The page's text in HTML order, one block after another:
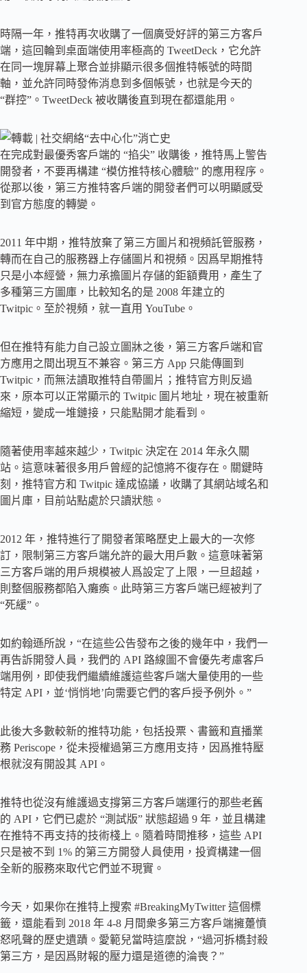
時隔一年，推特再次收購了一個廣受好評的第三方客戶
端，這回輪到桌面端使用率極高的 TweetDeck，它允許
在同一塊屏幕上聚合並排顯示很多個推特帳號的時間
軸，並允許同時發佈消息到多個帳號，也就是今天的
“群控”。TweetDeck 被收購後直到現在都還能用。
在完成對最優秀客戶端的 “掐尖” 收購後，推特馬上警告
開發者，不要再構建 “模仿推特核心體驗” 的應用程序。
從那以後，第三方推特客戶端的開發者們可以明顯感受
到官方態度的轉變。
2011 年中期，推特放棄了第三方圖片和視頻託管服務，
轉而在自己的服務器上存儲圖片和視頻。因爲早期推特
只是小本經營，無力承擔圖片存儲的鉅額費用，產生了
多種第三方圖庫，比較知名的是 2008 年建立的
Twitpic。至於視頻，就一直用 YouTube。
但在推特有能力自己設立圖牀之後，第三方客戶端和官
方應用之間出現互不兼容。第三方 App 只能傳圖到
Twitpic，而無法讀取推特自帶圖片；推特官方則反過
來，原本可以正常顯示的 Twitpic 圖片地址，現在被重新
縮短，變成一堆鏈接，只能點開才能看到。
隨著使用率越來越少，Twitpic 決定在 2014 年永久關
站。這意味著很多用戶曾經的記憶將不復存在。關鍵時
刻，推特官方和 Twitpic 達成協議，收購了其網站域名和
圖片庫，目前站點處於只讀狀態。
2012 年，推特進行了開發者策略歷史上最大的一次修
訂，限制第三方客戶端允許的最大用戶數。這意味著第
三方客戶端的用戶規模被人爲設定了上限，一旦超越，
則整個服務都陷入癱瘓。此時第三方客戶端已經被判了
“死緩”。
如約翰遜所說，“在這些公告發布之後的幾年中，我們一
再告訴開發人員，我們的 API 路線圖不會優先考慮客戶
端用例，即使我們繼續維護這些客戶端大量使用的一些
特定 API，並‘悄悄地’向需要它們的客戶授予例外。”
此後大多數較新的推特功能，包括投票、書籤和直播業
務 Periscope，從未授權過第三方應用支持，因爲推特壓
根就沒有開設其 API。
推特也從沒有維護過支撐第三方客戶端運行的那些老舊
的 API，它們已處於 “測試版” 狀態超過 9 年，並且構建
在推特不再支持的技術棧上。隨着時間推移，這些 API
只是被不到 1% 的第三方開發人員使用，投資構建一個
全新的服務來取代它們並不現實。
今天，如果你在推特上搜索 #BreakingMyTwitter 這個標
籤，還能看到 2018 年 4-8 月間衆多第三方客戶端擁躉憤
怒吼聲的歷史遺蹟。愛範兒當時這麼說，“過河拆橋封殺
第三方，是因爲財報的壓力還是道德的淪喪？”